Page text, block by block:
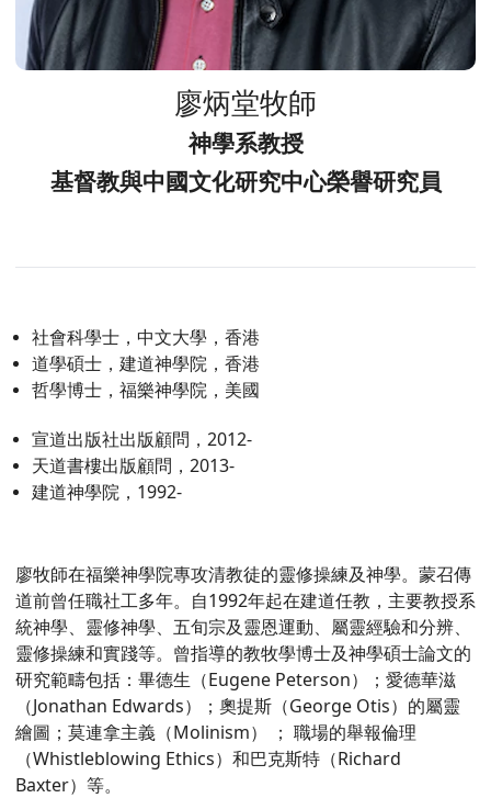
廖炳堂牧師
神學系教授
基督教與中國文化研究中心榮譽研究員
社會科學士，中文大學，香港
道學碩士，建道神學院，香港
哲學博士，福樂神學院，美國
宣道出版社出版顧問，2012-
天道書樓出版顧問，2013-
建道神學院，1992-
廖牧師在福樂神學院專攻清教徒的靈修操練及神學。蒙召傳
道前曾任職社工多年。自1992年起在建道任教，主要教授系
統神學、靈修神學、五旬宗及靈恩運動、屬靈經驗和分辨、
靈修操練和實踐等。曾指導的教牧學博士及神學碩士論文的
研究範疇包括：畢德生（Eugene Peterson）；愛德華滋
（Jonathan Edwards）；奧提斯（George Otis）的屬靈
繪圖；莫連拿主義（Molinism） ； 職場的舉報倫理
（Whistleblowing Ethics）和巴克斯特（Richard
Baxter）等。